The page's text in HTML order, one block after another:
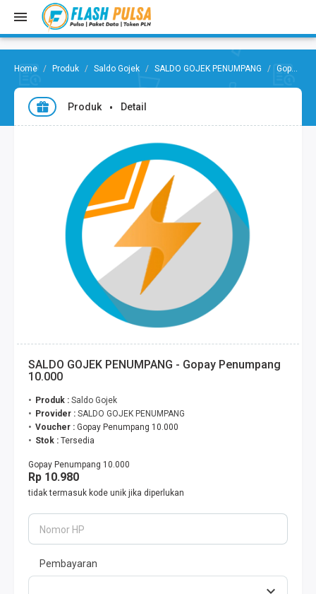
Produk Saldo Gojek SALDO GOJEK PENUMPANG Gopay Penumpang 10.000
Produk Detail
SALDO GOJEK PENUMPANG - Gopay Penumpang
10.000
Produk : Saldo Gojek
Provider : SALDO GOJEK PENUMPANG
Voucher : Gopay Penumpang 10.000
Stok : Tersedia
Gopay Penumpang 10.000
Rp 10.980
tidak termasuk kode unik jika diperlukan
Nomor HP
Pembayaran